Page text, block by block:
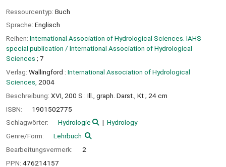
Ressourcentyp: Buch
Sprache: Englisch
Reihen: International Association of Hydrological Sciences. IAHS
special publication / International Association of Hydrological
Sciences ; 7
Verlag: Wallingford : International Association of Hydrological
Sciences, 2004
Beschreibung: XVI, 200 S : Ill., graph. Darst., Kt ; 24 cm
ISBN:
1901502775
Schlagwörter:
Hydrologie
Hydrology
Genre/Form:
Lehrbuch
Bearbeitungsvermerk:
2
PPN: 476214157